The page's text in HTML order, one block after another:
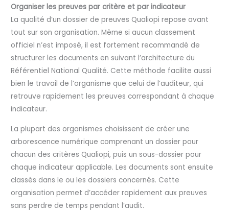
Organiser les preuves par critère et par indicateur
La qualité d’un dossier de preuves Qualiopi repose avant
tout sur son organisation. Même si aucun classement
officiel n’est imposé, il est fortement recommandé de
structurer les documents en suivant l’architecture du
Référentiel National Qualité. Cette méthode facilite aussi
bien le travail de l’organisme que celui de l’auditeur, qui
retrouve rapidement les preuves correspondant à chaque
indicateur.
La plupart des organismes choisissent de créer une
arborescence numérique comprenant un dossier pour
chacun des critères Qualiopi, puis un sous-dossier pour
chaque indicateur applicable. Les documents sont ensuite
classés dans le ou les dossiers concernés. Cette
organisation permet d’accéder rapidement aux preuves
sans perdre de temps pendant l’audit.